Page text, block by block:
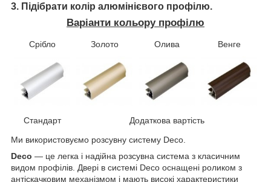
3. Підібрати колір алюмінієвого профілю.
Варіанти кольору профілю
Срібло Золото Олива Венге
Стандарт
Додаткова вартість
Ми використовуємо розсувну систему Deco.
Deco — це легка і надійна розсувна система з класичним
видом профілів. Двері в системі Deco оснащені роликом з
антіскачковим механізмом і мають високі характеристики